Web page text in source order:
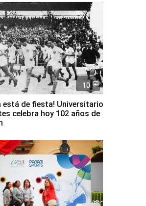
10
está de fiesta! Universitario
celebra hoy 102 años de